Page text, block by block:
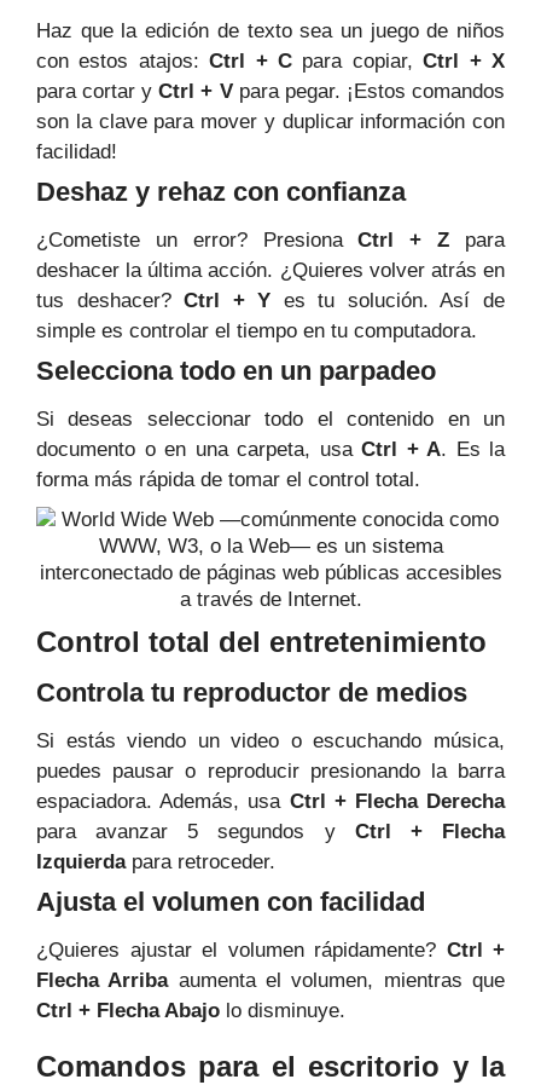
Haz que la edición de texto sea un juego de niños
con estos atajos:Ctrl + C para copiar,Ctrl + X
para cortar yCtrl + Vpara pegar. ¡Estos comandos
son la clave para mover y duplicar información con
facilidad!
Deshaz y rehaz con confianza
¿Cometiste un error? PresionaCtrl + Z para
deshacer la última acción. ¿Quieres volver atrás en
tus deshacer?Ctrl + Y es tu solución. Así de
simple es controlar el tiempo en tu computadora.
Selecciona todo en un parpadeo
Si deseas seleccionar todo el contenido en un
documento o en una carpeta, usa Ctrl + A. Es la
forma más rápida de tomar el control total.
Control total del entretenimiento
Controla tu reproductor de medios
Si estás viendo un video o escuchando música,
puedes pausar o reproducir presionando la barra
espaciadora. Además, usa Ctrl + Flecha Derecha
para avanzar 5 segundos y Ctrl + Flecha
Izquierdapara retroceder.
Ajusta el volumen con facilidad
¿Quieres ajustar el volumen rápidamente? Ctrl +
Flecha Arribaaumenta el volumen, mientras que
Ctrl + Flecha Abajo lo disminuye.
Comandos para el escritorio y la